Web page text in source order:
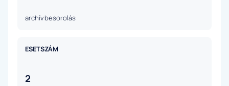
archív besorolás
ESETSZÁM
2